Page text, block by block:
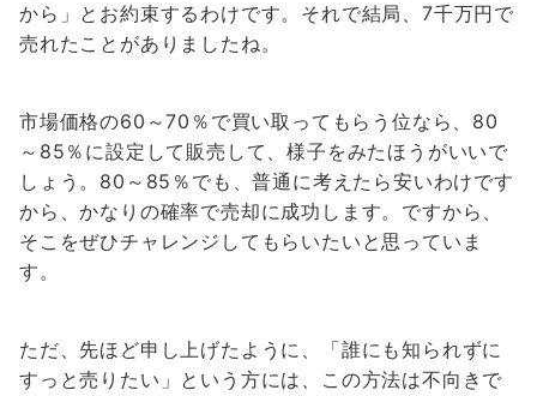
から」とお約束するわけです。それで結局、7千万円で
売れたことがありましたね。
市場価格の60～70％で買い取ってもらう位なら、80
～85％に設定して販売して、様子をみたほうがいいで
しょう。80～85％でも、普通に考えたら安いわけです
から、かなりの確率で売却に成功します。ですから、
そこをぜひチャレンジしてもらいたいと思っていま
す。
ただ、先ほど申し上げたように、「誰にも知られずに
すっと売りたい」という方には、この方法は不向きで